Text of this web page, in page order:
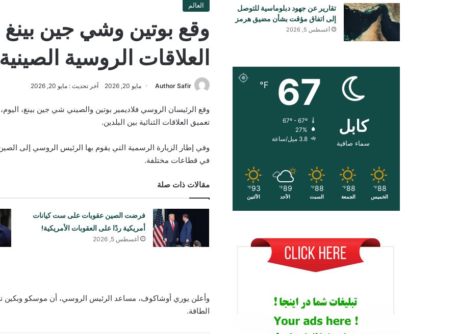
العالم
وقع بوتين وشي جين بينغ
العلاقات الروسية الصينية
Author Safir مايو 20, 2026 آخر تحديث : مايو 20, 2026
وقع الرئيسان الروسي فلاديمير بوتين والصيني شي جين بينغ،
تعميق العلاقات الثنائية بين البلدين.
في قطاعات مختلفة.
مقالات ذات صلة
فرضت الصين عقوبات على ست كيانات
أمريكية ردًا على العقوبات الأمريكية!
أغسطس 5, 2026
وأعلن يوري أوشاكوف، مساعد الرئيس الروسي، أن موسكو وبكين
الطاقة.
تقارير عن جهود دبلوماسية للتوصل
إلى اتفاق مؤقت بشأن مضيق هرمز
أغسطس 5, 2026
کابل
سماء صافية
67
℉
27%
3.8 ميل/ساعة
88
℉
الخميس
88
℉
الجمعة
88
℉
السبت
89
℉
الأحد
93
℉
الأثنين